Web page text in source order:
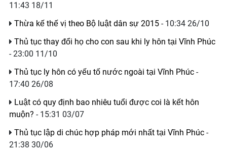
11:43 18/11
Thừa kế thế vị theo Bộ luật dân sự 2015 - 10:34 26/10
Thủ tục thay đổi họ cho con sau khi ly hôn tại Vĩnh Phúc
- 23:00 11/10
Thủ tục ly hôn có yếu tố nước ngoài tại Vĩnh Phúc -
17:40 26/08
Luật có quy định bao nhiêu tuổi được coi là kết hôn
muộn? - 15:31 03/07
Thủ tục lập di chúc hợp pháp mới nhất tại Vĩnh Phúc -
21:38 30/06